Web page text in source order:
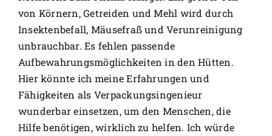
von Körnern, Getreiden und Mehl wird durch
Insektenbefall, Mäusefraß und Verunreinigung
unbrauchbar. Es fehlen passende
Aufbewahrungsmöglichkeiten in den Hütten.
Hier könnte ich meine Erfahrungen und
Fähigkeiten als Verpackungsingenieur
wunderbar einsetzen, um den Menschen, die
Hilfe benötigen, wirklich zu helfen. Ich würde